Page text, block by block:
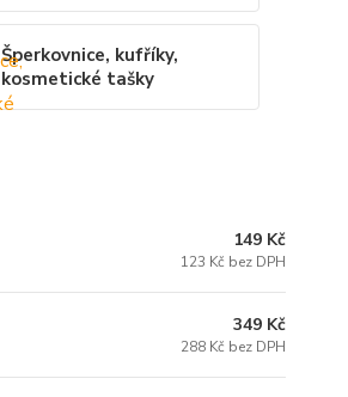
Šperkovnice, kufříky,
kosmetické tašky
149 Kč
123 Kč bez DPH
349 Kč
288 Kč bez DPH